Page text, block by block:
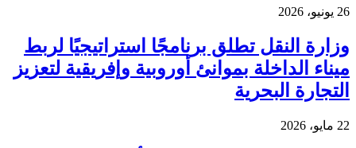
26 يونيو، 2026
وزارة النقل تطلق برنامجًا استراتيجيًا لربط
ميناء الداخلة بموانئ أوروبية وإفريقية لتعزيز
التجارة البحرية
22 مايو، 2026